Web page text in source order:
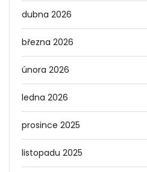
dubna 2026
března 2026
února 2026
ledna 2026
prosince 2025
listopadu 2025